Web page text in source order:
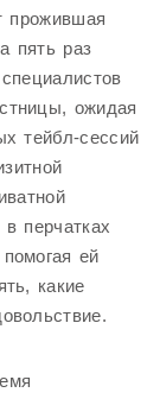
прожившая
пять раз
ожидая
тейбл-сессий
перчатках
ей
какие